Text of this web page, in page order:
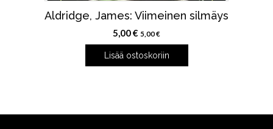
Aldridge, James: Viimeinen silmäys
5,00€ 5,00€
Lisää ostoskoriin